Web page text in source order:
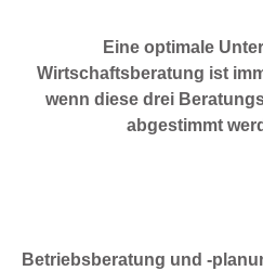
Eine optimale
Wirtschaftsberatung ist
wenn diese drei
abgestimmt
Betriebsberatung und -